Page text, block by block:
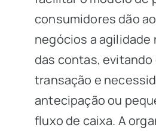
consumidores dão
negócios a
das contas,
transação e
antecipação ou
fluxo de caixa. A